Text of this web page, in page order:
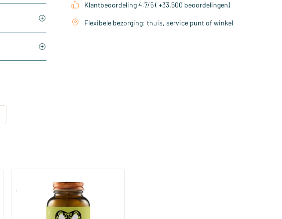
Klantbeoordeling 4,7/5 ( +33.500 beoordelingen)
Flexibele bezorging: thuis, service punt of winkel
Geheugen formule (voorheen
Brain support)
60 Plantaardige capsules